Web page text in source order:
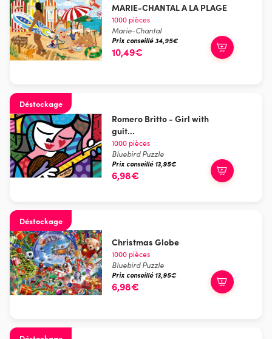
MARIE-CHANTAL A LA PLAGE
1000 pièces
Marie-Chantal
Prix conseillé 34,95€
10,49€
Déstockage
Romero Britto - Girl with
guit...
1000 pièces
Bluebird Puzzle
Prix conseillé 13,95€
6,98€
Déstockage
Christmas Globe
1000 pièces
Bluebird Puzzle
Prix conseillé 13,95€
6,98€